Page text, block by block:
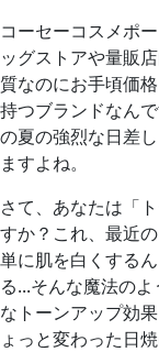
コーセーコスメポ
ッグストアや量販
質なのにお手頃価
持つブランドなん
の夏の強烈な日差
ますよね。
さて、あなたは「
すか？これ、最近
単に肌を白くする
る...そんな魔法の
なトーンアップ効
ょっと変わった日